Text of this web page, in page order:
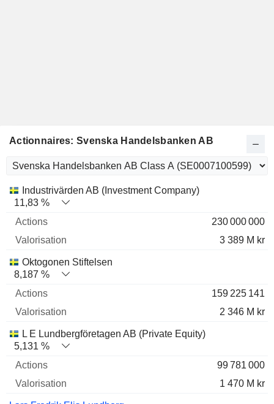
Actionnaires: Svenska Handelsbanken AB
Nom Actions % Valorisation
Industrivärden AB (Investment Company)
11,83 %
230 000 000
3 389 M kr
Oktogonen Stiftelsen
8,187 %
159 225 141
2 346 M kr
L E Lundbergföretagen AB (Private Equity)
5,131 %
99 781 000
1 470 M kr